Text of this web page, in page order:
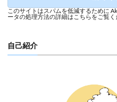
このサイトはスパムを低減するために
ータの処理方法の詳細はこちらをご覧
自己紹介